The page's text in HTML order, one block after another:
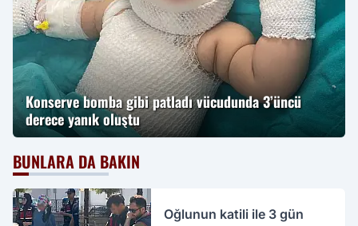
Konserve bomba gibi patladı vücudunda 3’üncü
derece yanık oluştu
BUNLARA DA BAKIN
Oğlunun katili ile 3 gün